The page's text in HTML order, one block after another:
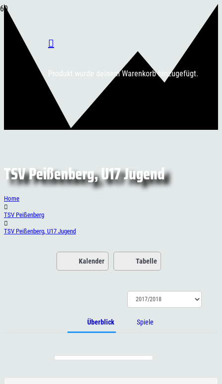
Produkt wurde deinem Warenkorb hinzugefügt.
TSV Peißenberg, U17 Jugend
Home
TSV Peißenberg
TSV Peißenberg, U17 Jugend
Kalender Tabelle
Überblick Spiele